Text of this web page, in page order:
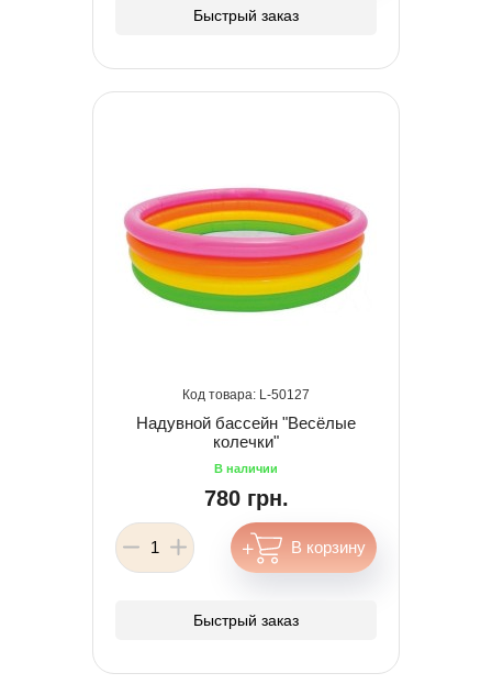
Быстрый заказ
50127
Надувной бассейн "Весёлые
колечки"
780 грн.
Быстрый заказ